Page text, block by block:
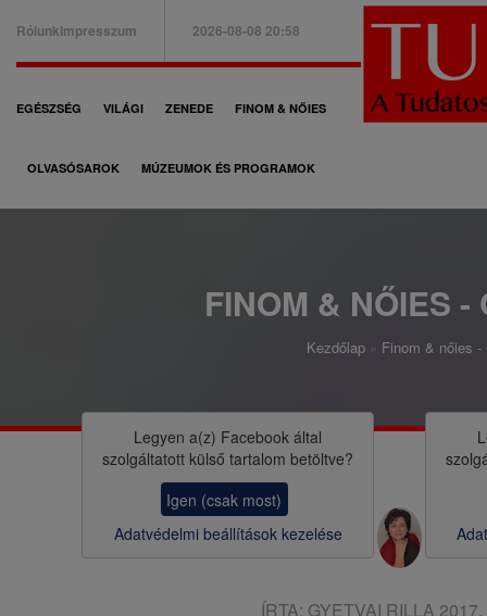
B
a
e
n
RólunkImpresszum 2026-08-08 20:58
F
ő
i
EGÉSZSÉG VILÁGI ZENEDE FINOM & NŐIES
OLVASÓSAROK MÚZEUMOK ÉS PROGRAMOK
FINOM & NŐIES -
o
Kezdőlap Finom & nőies
Legyen a(z) Facebook által
szolgáltatott külső tartalom betöltve?
Igen (csak most)
Adatvédelmi beállítások kezelése
ÍRTA: GYETVAI RILLA